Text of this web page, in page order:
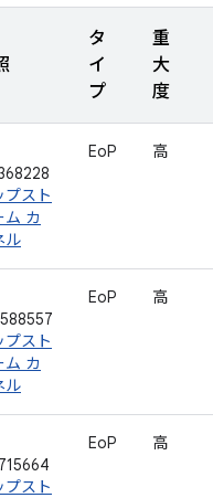
タ
イ
プ
重
大
度
プスト
ム カ
ル
EoP 高
プスト
ム カ
ル
EoP 高
プスト
EoP 高